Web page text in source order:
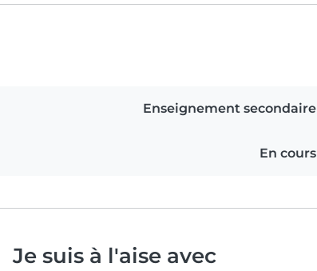
Enseignement secondaire
En cours
Je suis à l'aise avec